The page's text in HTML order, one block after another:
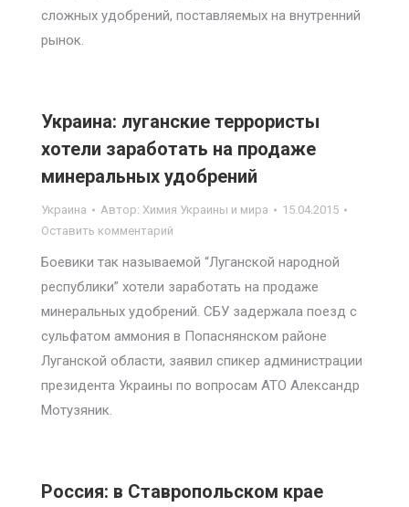
сложных удобрений, поставляемых на внутренний
рынок.
Украина: луганские террористы
хотели заработать на продаже
минеральных удобрений
Украина Автор: Химия Украины и мира
15.04.2015
Оставить комментарий
Боевики так называемой “Луганской народной
республики” хотели заработать на продаже
минеральных удобрений. СБУ задержала поезд с
сульфатом аммония в Попаснянском районе
Луганской области, заявил спикер администрации
президента Украины по вопросам АТО Александр
Мотузяник.
Россия: в Ставропольском крае